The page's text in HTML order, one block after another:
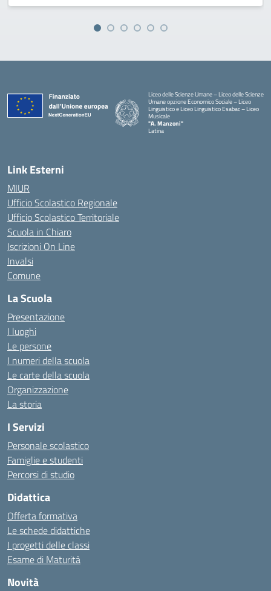
Liceo delle Scienze Umane – Liceo delle Scienze
Umane opzione Economico Sociale – Liceo
Linguistico e Liceo Linguistico Esabac – Liceo
Musicale
"A. Manzoni"
Latina
Link Esterni
MIUR
Ufficio Scolastico Regionale
Ufficio Scolastico Territoriale
Scuola in Chiaro
Iscrizioni On Line
Invalsi
Comune
La Scuola
Presentazione
I luoghi
Le persone
I numeri della scuola
Le carte della scuola
Organizzazione
La storia
I Servizi
Personale scolastico
Famiglie e studenti
Percorsi di studio
Didattica
Offerta formativa
Le schede didattiche
I progetti delle classi
Esame di Maturità
Novità